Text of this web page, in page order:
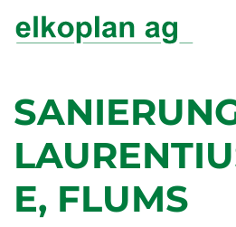
E, FLUMS